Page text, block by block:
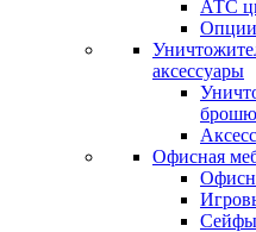
АТС
Опции
аксессуары
Офисная
Сейфы